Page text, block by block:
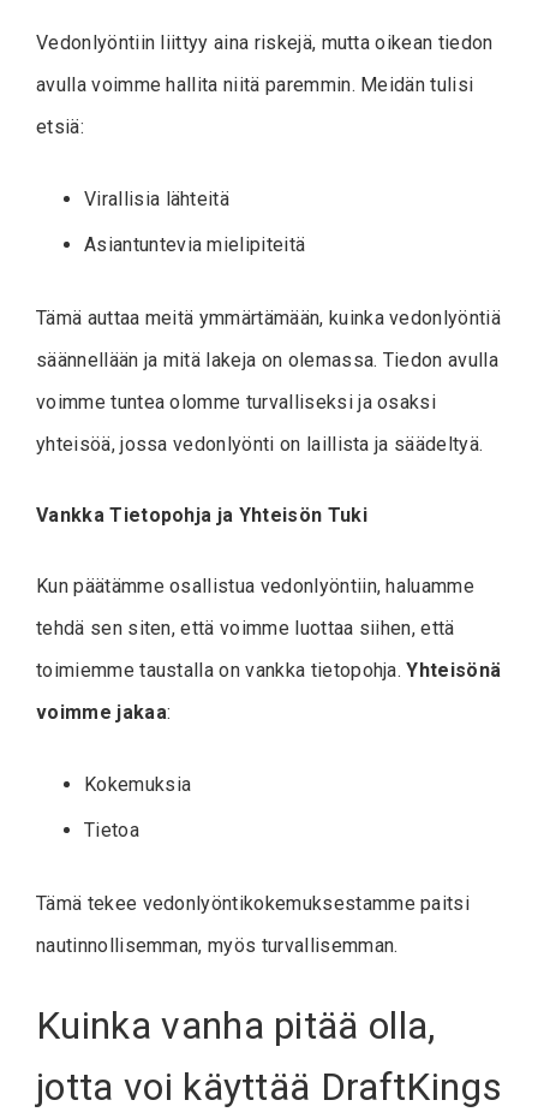
Vedonlyöntiin liittyy aina riskejä, mutta oikean tiedon
avulla voimme hallita niitä paremmin. Meidän tulisi
etsiä:
Virallisia lähteitä
Asiantuntevia mielipiteitä
Tämä auttaa meitä ymmärtämään, kuinka vedonlyöntiä
säännellään ja mitä lakeja on olemassa. Tiedon avulla
voimme tuntea olomme turvalliseksi ja osaksi
yhteisöä, jossa vedonlyönti on laillista ja säädeltyä.
Vankka Tietopohja ja Yhteisön Tuki
Kun päätämme osallistua vedonlyöntiin, haluamme
tehdä sen siten, että voimme luottaa siihen, että
toimiemme taustalla on vankka tietopohja.Yhteisönä
voimme jakaa:
Kokemuksia
Tietoa
Tämä tekee vedonlyöntikokemuksestamme paitsi
nautinnollisemman, myös turvallisemman.
Kuinka vanha pitää olla,
jotta voi käyttää DraftKings